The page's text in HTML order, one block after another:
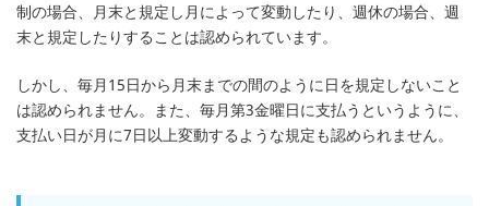
制の場合、月末と規定し月によって変動したり、週休の場合、週
末と規定したりすることは認められています。
しかし、毎月15日から月末までの間のように日を規定しないこと
は認められません。また、毎月第3金曜日に支払うというように、
支払い日が月に7日以上変動するような規定も認められません。